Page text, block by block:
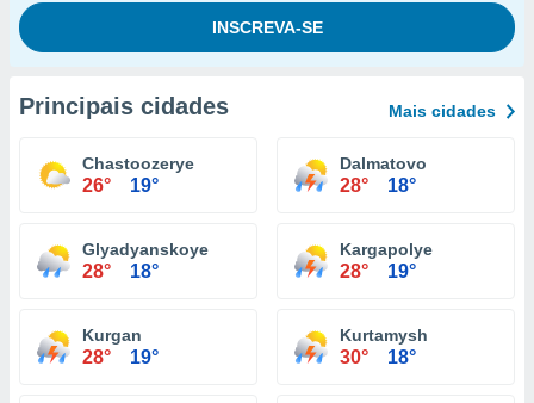
Principais cidades Mais cidades
Chastoozerye
26° 19°
Dalmatovo
28° 18°
Glyadyanskoye
28° 18°
Kargapolye
28° 19°
Kurgan
28° 19°
Kurtamysh
30° 18°